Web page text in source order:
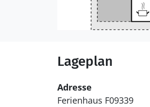
Lageplan
Adresse
Ferienhaus F09339